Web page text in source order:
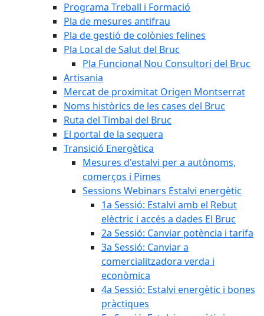
Programa Treball i Formació
Pla de mesures antifrau
Pla de gestió de colònies felines
Pla Local de Salut del Bruc
Pla Funcional Nou Consultori del Bruc
Artisania
Mercat de proximitat Origen Montserrat
Noms històrics de les cases del Bruc
Ruta del Timbal del Bruc
El portal de la sequera
Transició Energètica
Mesures d'estalvi per a autònoms,
comerços i Pimes
Sessions Webinars Estalvi energètic
1a Sessió: Estalvi amb el Rebut
elèctric i accés a dades El Bruc
2a Sessió: Canviar potència i tarifa
3a Sessió: Canviar a
comercialitzadora verda i
econòmica
4a Sessió: Estalvi energètic i bones
pràctiques